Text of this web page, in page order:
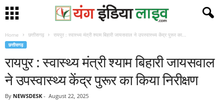
Home छत्तीसगढ़ रायपुर : स्वास्थ्य मंत्री श्याम बिहारी जायसवाल ने उपस्वास्थ्य केंद्र पुरूर का...
छत्तीसगढ़
रायपुर : स्वास्थ्य मंत्री श्याम बिहारी जायसवाल
ने उपस्वास्थ्य केंद्र पुरूर का किया निरीक्षण
By NEWSDESK - August 22, 2025